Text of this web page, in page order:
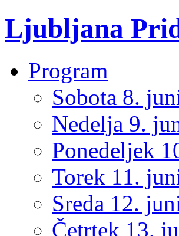
Ljubljana
Program
Sobota 8.
Nedelja 9.
Ponedeljek
Torek 11.
Sreda 12.
Četrtek 13.